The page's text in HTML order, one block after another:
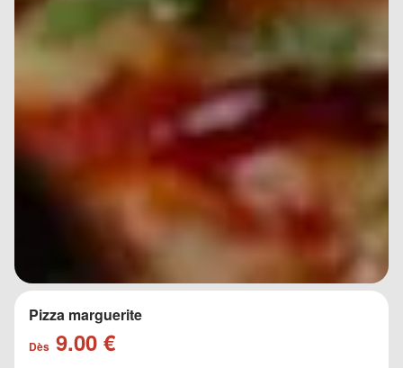
Pizza marguerite
Dès 9.00 €